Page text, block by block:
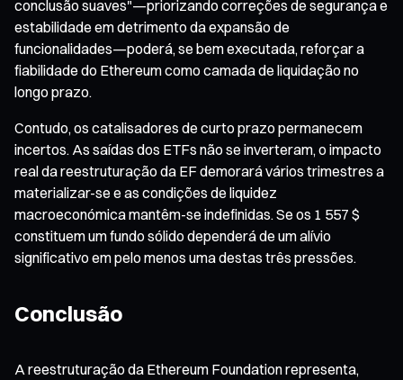
conclusão suaves"—priorizando correções de segurança e
estabilidade em detrimento da expansão de
funcionalidades—poderá, se bem executada, reforçar a
fiabilidade do Ethereum como camada de liquidação no
longo prazo.
Contudo, os catalisadores de curto prazo permanecem
incertos. As saídas dos ETFs não se inverteram, o impacto
real da reestruturação da EF demorará vários trimestres a
materializar-se e as condições de liquidez
macroeconómica mantêm-se indefinidas. Se os 1 557 $
constituem um fundo sólido dependerá de um alívio
significativo em pelo menos uma destas três pressões.
Conclusão
A reestruturação da Ethereum Foundation representa,